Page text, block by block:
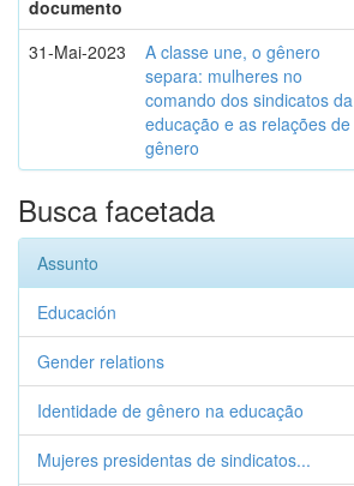
documento
31-Mai-2023
A classe une, o gênero
separa: mulheres no
comando dos sindicatos da
educação e as relações de
gênero
Busca facetada
Assunto
Educación
Gender relations
Identidade de gênero na educação
Mujeres presidentas de sindicatos...